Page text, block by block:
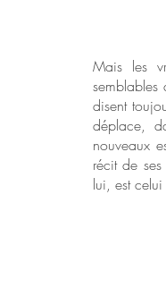
Mais les
semblables
disent
déplace,
nouveaux
récit de
lui, est